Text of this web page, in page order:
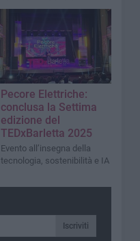
Sportiva
Pecore Elettriche:
conclusa la Settima
edizione del
TEDxBarletta 2025
Evento all’insegna della
tecnologia, sostenibilità e IA
Iscriviti